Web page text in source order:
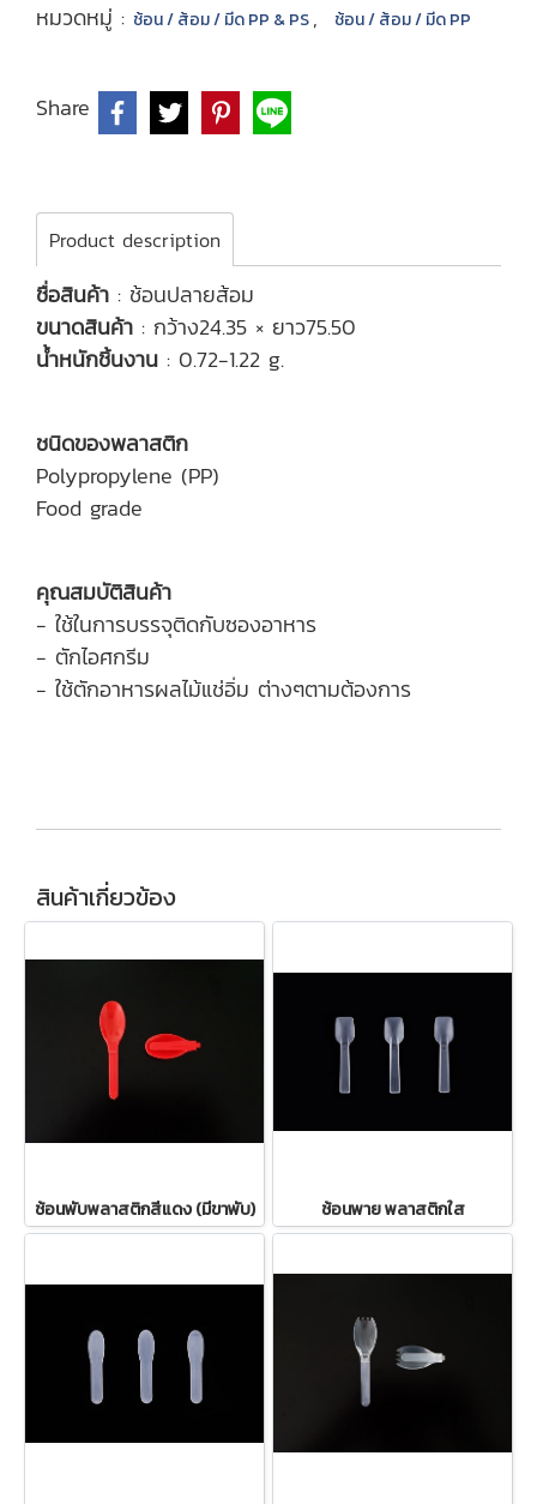
หมวดหมู่ : ช้อน / ส้อม / มีด PP & PS, ช้อน / ส้อม / มีด PP
Share
Product description
ชื่อสินค้า : ช้อนปลายส้อม
ขนาดสินค้า : กว้าง24.35 × ยาว75.50
น้ำหนักชิ้นงาน : 0.72-1.22 g.
ชนิดของพลาสติก
Polypropylene (PP)
Food grade
คุณสมบัติสินค้า
- ใช้ในการบรรจุติดกับซองอาหาร
- ตักไอศกรีม
- ใช้ตักอาหารผลไม้แช่อิ่ม ต่างๆตามต้องการ
สินค้าเกี่ยวข้อง
ช้อนพับพลาสติกสีแดง (มีขาพับ) ช้อนพาย พลาสติกใส